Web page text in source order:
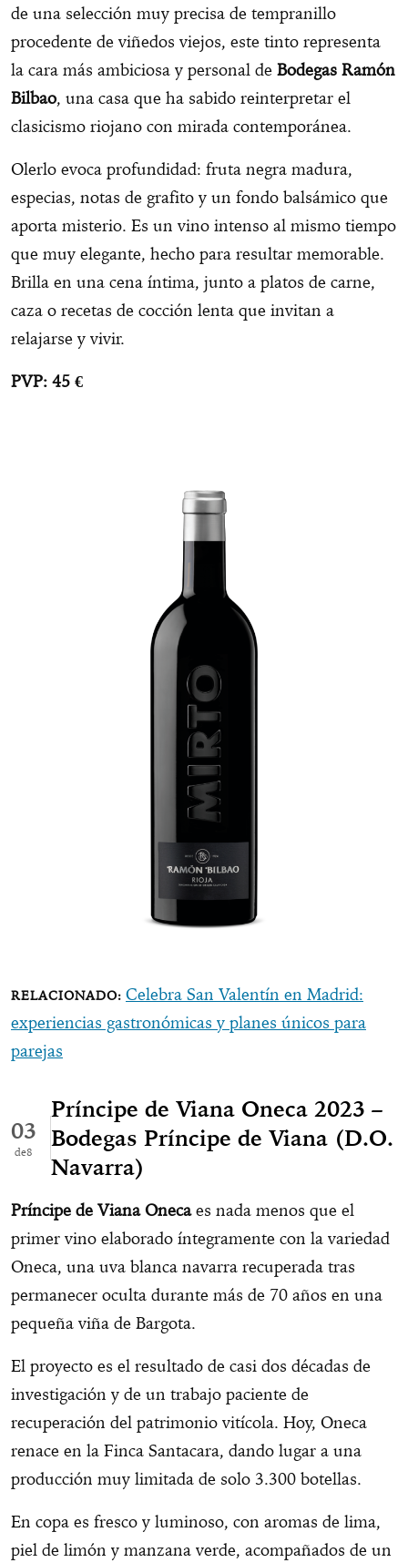
de una selección muy precisa de tempranillo
procedente de viñedos viejos, este tinto representa
la cara más ambiciosa y personal de Bodegas Ramón
Bilbao, una casa que ha sabido reinterpretar el
clasicismo riojano con mirada contemporánea.
Olerlo evoca profundidad: fruta negra madura,
especias, notas de grafito y un fondo balsámico que
aporta misterio. Es un vino intenso al mismo tiempo
que muy elegante, hecho para resultar memorable.
Brilla en una cena íntima, junto a platos de carne,
caza o recetas de cocción lenta que invitan a
relajarse y vivir.
PVP: 45 €
Celebra San Valentín en Madrid:
experiencias gastronómicas y planes únicos para
parejas
03
8
Príncipe de Viana Oneca 2023 –
Bodegas Príncipe de Viana (D.O.
Navarra)
Príncipe de Viana Onecaes nada menos que el
primer vino elaborado íntegramente con la variedad
Oneca, una uva blanca navarra recuperada tras
permanecer oculta durante más de 70 años en una
pequeña viña de Bargota.
El proyecto es el resultado de casi dos décadas de
investigación y de un trabajo paciente de
recuperación del patrimonio vitícola. Hoy, Oneca
renace en la Finca Santacara, dando lugar a una
producción muy limitada de solo 3.300 botellas.
En copa es fresco y luminoso, con aromas de lima,
piel de limón y manzana verde, acompañados de un